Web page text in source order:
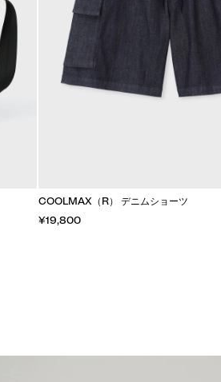
COOLMAX（R） デニムショーツ
¥19,800